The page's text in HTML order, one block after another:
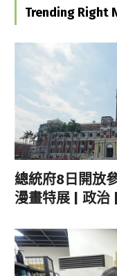
Trending Right
總統府8日開放
漫畫特展 | 政治